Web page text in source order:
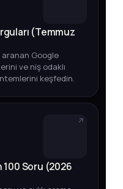
(Temmuz
Google
ve niş odaklı
keşfedin.
100 Soru (2026